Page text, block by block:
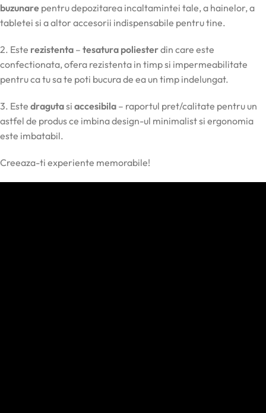
buzunare pentru depozitarea incaltamintei tale, a hainelor, a
tabletei si a altor accesorii indispensabile pentru tine.
2. Este rezistenta – tesatura poliesterdin care este
confectionata, ofera rezistenta in timp si impermeabilitate
pentru ca tu sa te poti bucura de ea un timp indelungat.
3. Este dragutasi accesibila – raportul pret/calitate pentru un
astfel de produs ce imbina design-ul minimalist si ergonomia
este imbatabil.
Creeaza-ti experiente memorabile!